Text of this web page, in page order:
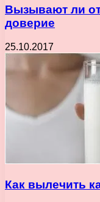
Вызывают ли
доверие
25.10.2017
Как вылечить